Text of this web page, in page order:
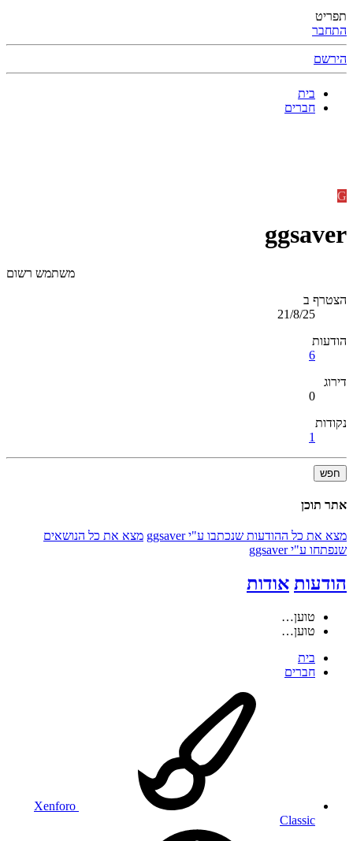
תפריט
התחבר
הירשם
בית
חברים
G
ggsaver
משתמש רשום
הצטרף ב
21/8/25
הודעות
6
דירוג
0
נקודות
1
חפש
אתר תוכן
מצא את כל ההודעות שנכתבו ע"י ggsaver
מצא את כל הנושאים
שנפתחו ע"י ggsaver
הודעות אודות
טוען…
טוען…
בית
חברים
Xenforo
Classic